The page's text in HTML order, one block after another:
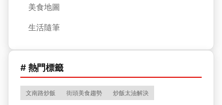
美食地圖
生活隨筆
# 熱門標籤
文南路炒飯 街頭美食趨勢 炒飯太油解決